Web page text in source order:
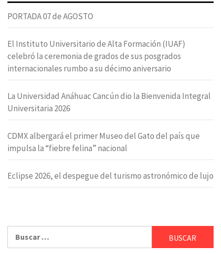
PORTADA 07 de AGOSTO
El Instituto Universitario de Alta Formación (IUAF)
celebró la ceremonia de grados de sus posgrados
internacionales rumbo a su décimo aniversario
La Universidad Anáhuac Cancún dio la Bienvenida Integral
Universitaria 2026
CDMX albergará el primer Museo del Gato del país que
impulsa la “fiebre felina” nacional
Eclipse 2026, el despegue del turismo astronómico de lujo